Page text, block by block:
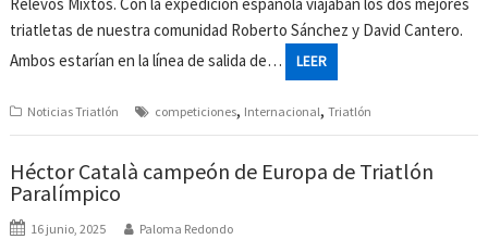
triatletas de nuestra comunidad Roberto Sánchez y David Cantero.
Ambos estarían en la línea de salida de…
LEER
Noticias Triatlón competiciones, Internacional,Triatlón
Héctor Català campeón de Europa de Triatlón
Paralímpico
16 junio, 2025 Paloma Redondo